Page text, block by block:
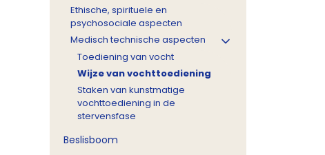
Ethische, spirituele en
psychosociale aspecten
Medisch technische aspecten
Toediening van vocht
Wijze van vochttoediening
Staken van kunstmatige
vochttoediening in de
stervensfase
Beslisboom